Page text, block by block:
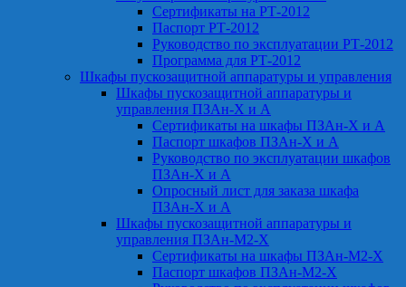
Сертификаты на РТ-2012
Паспорт РТ-2012
Руководство по эксплуатации РТ-2012
Программа для РТ-2012
Шкафы пускозащитной аппаратуры и управления
Шкафы пускозащитной аппаратуры и
управления ПЗАн-Х и А
Сертификаты на шкафы ПЗАн-Х и А
Паспорт шкафов ПЗАн-Х и А
Руководство по эксплуатации шкафов
ПЗАн-Х и А
Опросный лист для заказа шкафа
ПЗАн-Х и А
Шкафы пускозащитной аппаратуры и
управления ПЗАн-М2-Х
Сертификаты на шкафы ПЗАн-М2-Х
Паспорт шкафов ПЗАн-М2-Х